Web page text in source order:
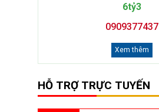
6tỷ3
0909377437
Xem thêm
HỖ TRỢ TRỰC TUYẾN